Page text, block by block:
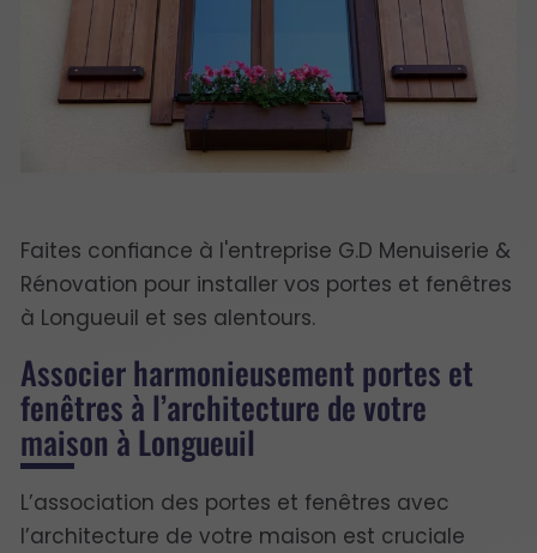
Faites confiance à l'entreprise G.D Menuiserie &
Rénovation pour installer vos portes et fenêtres
à Longueuil et ses alentours.
Associer harmonieusement portes et
fenêtres à l’architecture de votre
maison à Longueuil
L’association des portes et fenêtres avec
l’architecture de votre maison est cruciale